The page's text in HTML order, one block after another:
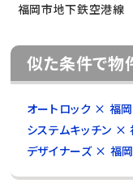
福岡市地下鉄空港線
似た条件で物
オートロック × 福
システムキッチン
デザイナーズ × 福